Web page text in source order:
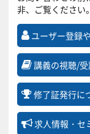
非、ご覧ください。
ユーザー登録
講義の視聴/
修了証発行に
求人情報・セ